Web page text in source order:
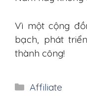
Vì một cộng
bạch, phát
thành công!
Danh
Affiliate